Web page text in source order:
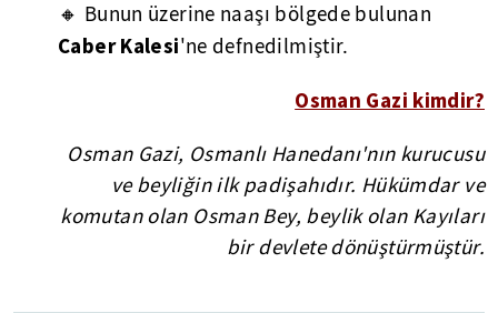
🔸 Bunun üzerine naaşı bölgede bulunan
Caber Kalesi'ne defnedilmiştir.
Osman Gazi kimdir?
Osman Gazi, Osmanlı Hanedanı'nın kurucusu
ve beyliğin ilk padişahıdır. Hükümdar ve
komutan olan Osman Bey, beylik olan Kayıları
bir devlete dönüştürmüştür.